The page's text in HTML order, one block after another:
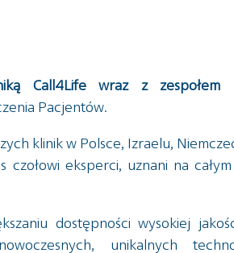
Call4Life wraz z zespołem
Pacjentów.
klinik w Polsce, Izraelu,
czołowi eksperci, uznani na
dostępności wysokiej
unikalnych